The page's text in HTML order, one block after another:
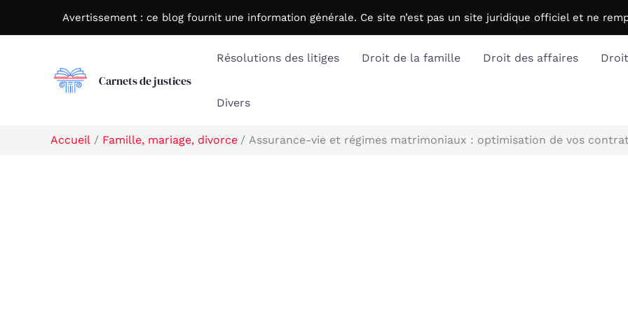
Avertissement : ce blog fournit une information générale. Ce site n’est pas un site juridique officiel et ne
Carnets de justices
Résolutions des litiges Droit de la famille Droit des affaires
Divers
Accueil Famille, mariage, divorce Assurance-vie et régimes matrimoniaux : optimisation de vos